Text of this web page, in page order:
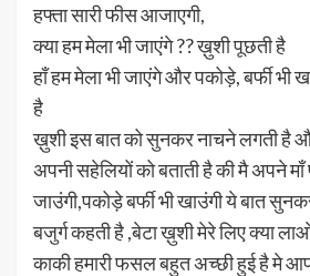
हफ्ता सारी फीस आजाएगी,
क्या हम मेला भी जाएंगे ?? ख़ुशी पूछती है
हाँ हम मेला भी जाएंगे और पकोड़े, बर्फी भी
है
ख़ुशी इस बात को सुनकर नाचने लगती है
अपनी सहेलियों को बताती है की मै अपने
जाउंगी,पकोड़े बर्फी भी खाउंगी ये बात
बजुर्ग कहती है ,बेटा ख़ुशी मेरे लिए क्या
काकी हमारी फसल बहुत अच्छी हुई है मे